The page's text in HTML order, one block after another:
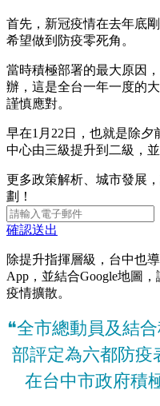
首先，新冠疫情在去年底
希望做到防疫零死角。
當時積極部署的最大原因
辦，這是全台一年一度的
謹慎應對。
早在1月22日，也就是除
中心由三級提升到二級，
更多政策解析、城市發展
劃！
確認送出
除提升指揮層級，台中也
App，並結合Google地圖
疫情擴散。
❝全市總動員及結
部評定為六都防疫
在台中市政府積